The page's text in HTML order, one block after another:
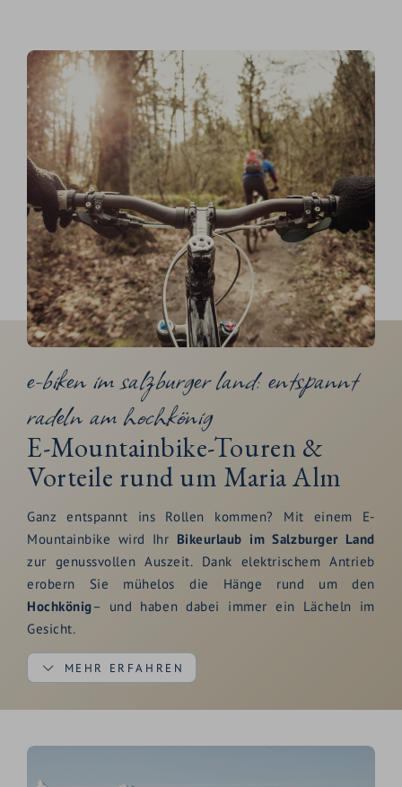
e-biken im salzburger land: entspannt
radeln am hochkönig
E-Mountainbike-Touren &
Vorteile rund um Maria Alm
Ganz entspannt ins Rollen kommen? Mit einem E-
Mountainbike wird Ihr Bikeurlaub im Salzburger Land
zur genussvollen Auszeit. Dank elektrischem Antrieb
erobern Sie mühelos die Hänge rund um den
Hochkönig– und haben dabei immer ein Lächeln im
Gesicht.
MEHR ERFAHREN
Österreich
: gut ausgebaute Routen, beeindruckende